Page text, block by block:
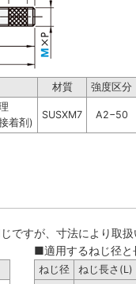
材質 強度区分
着剤)
SUSXM7 A2−50
ですが、寸法により取
■適用するねじ径と
ねじ径
ねじ長さ(L)